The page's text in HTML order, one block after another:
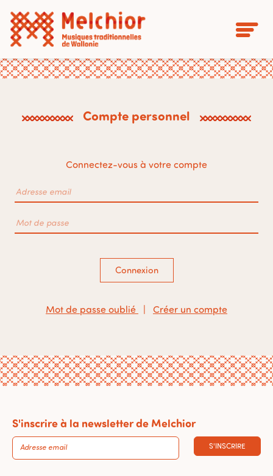
Compte personnel
Connectez-vous à votre compte
Connexion
Mot de passe oublié Créer un compte
S'inscrire à la newsletter de Melchior
S'INSCRIRE